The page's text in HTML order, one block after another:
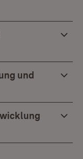
und